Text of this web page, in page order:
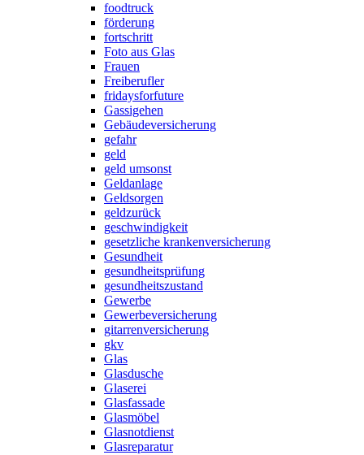
foodtruck
förderung
fortschritt
Foto aus Glas
Frauen
Freiberufler
fridaysforfuture
Gassigehen
Gebäudeversicherung
gefahr
geld
geld umsonst
Geldanlage
Geldsorgen
geldzurück
geschwindigkeit
gesetzliche krankenversicherung
Gesundheit
gesundheitsprüfung
gesundheitszustand
Gewerbe
Gewerbeversicherung
gitarrenversicherung
gkv
Glas
Glasdusche
Glaserei
Glasfassade
Glasmöbel
Glasnotdienst
Glasreparatur